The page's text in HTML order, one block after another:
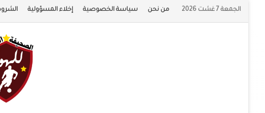
الجمعة 7 غشت 2026 من نحن سياسة الخصوصية إخلاء المسؤولية